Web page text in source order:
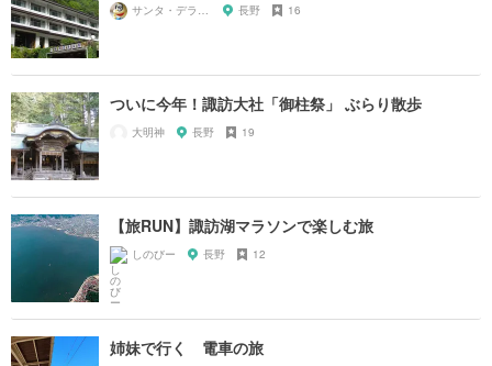
長野 16
ついに今年！諏訪大社「御柱祭」 ぶらり散歩
大明神 長野 19
【旅RUN】諏訪湖マラソンで楽しむ旅
しのびー 長野 12
姉妹で行く 電車の旅